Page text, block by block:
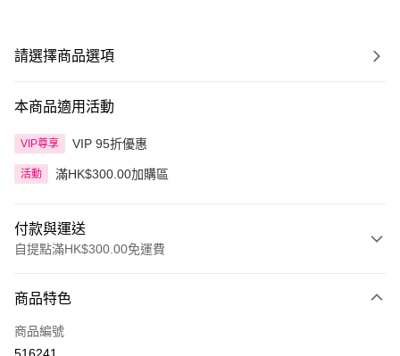
請選擇商品選項
本商品適用活動
VIP尊享 VIP 95折優惠
活動 滿HK$300.00加購區
付款與運送
自提點滿HK$300.00免運費
信用卡
Apple Pay
商品特色
商品編號